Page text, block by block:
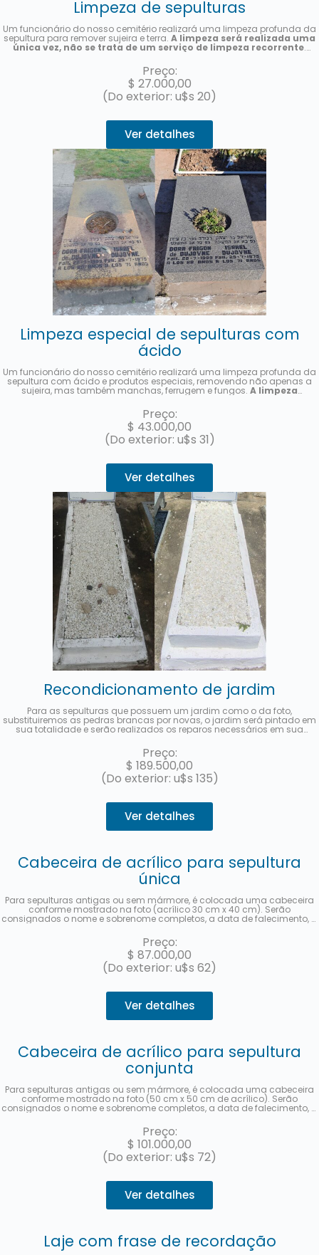
Limpeza de sepulturas
Um funcionário do nosso cemitério realizará uma limpeza profunda da
sepultura para remover sujeira e terra. A limpeza será realizada uma
única vez, não se trata de um serviço de limpeza recorrente.
Preço:
$ 27.000,00
(Do exterior: u$s 20)
Ver detalhes
Limpeza especial de sepulturas com
ácido
Um funcionário do nosso cemitério realizará uma limpeza profunda da
sepultura com ácido e produtos especiais, removendo não apenas a
sujeira, mas também manchas, ferrugem e fungos. A limpeza
serviço de limpeza recorrente. Enviaremos uma foto após a
conclusão do serviço.
Preço:
$ 43.000,00
(Do exterior: u$s 31)
Ver detalhes
Recondicionamento de jardim
Para as sepulturas que possuem um jardim como o da foto,
substituiremos as pedras brancas por novas, o jardim será pintado em
sua totalidade e serão realizados os reparos necessários em sua
nome e os dados do falecido.Em até 3 parcelas sem juros com
MercadoPago.
Preço:
$ 189.500,00
(Do exterior: u$s 135)
Ver detalhes
Cabeceira de acrílico para sepultura
única
Para sepulturas antigas ou sem mármore, é colocada uma cabeceira
conforme mostrado na foto (acrílico 30 cm x 40 cm). Serão
consignados o nome e sobrenome completos, a data de falecimento, a
a localização (quadra, fileira e sepultura). Uma foto será enviada assim
que o trabalho for concluído. Em até 3 parcelas sem juros com
MercadoPago.
Preço:
$ 87.000,00
(Do exterior: u$s 62)
Ver detalhes
Cabeceira de acrílico para sepultura
conjunta
Para sepulturas antigas ou sem mármore, é colocada uma cabeceira
conforme mostrado na foto (50 cm x 50 cm de acrílico). Serão
consignados o nome e sobrenome completos, a data de falecimento, a
a localização (quadra, fileira e sepultura) de cada falecido. Uma foto
será enviada assim que o trabalho for concluído. Em até 3 parcelas
sem juros com MercadoPago.
Preço:
$ 101.000,00
(Do exterior: u$s 72)
Ver detalhes
Laje com frase de recordação